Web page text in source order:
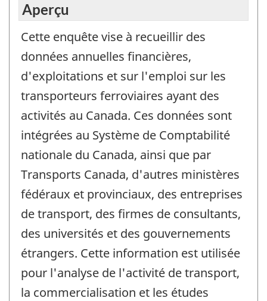
Aperçu
Cette enquête vise à recueillir des
données annuelles financières,
d'exploitations et sur l'emploi sur les
transporteurs ferroviaires ayant des
activités au Canada. Ces données sont
intégrées au Système de Comptabilité
nationale du Canada, ainsi que par
Transports Canada, d'autres ministères
fédéraux et provinciaux, des entreprises
de transport, des firmes de consultants,
des universités et des gouvernements
étrangers. Cette information est utilisée
pour l'analyse de l'activité de transport,
la commercialisation et les études